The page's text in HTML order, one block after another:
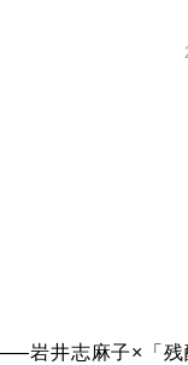
岩井志麻子×「残